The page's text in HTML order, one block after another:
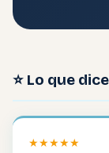
⭐ Lo que
★★★★★